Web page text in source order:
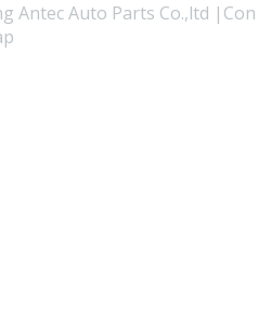
Antec Auto Parts Co.,ltd |Con